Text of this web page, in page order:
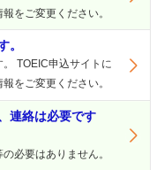
をご変更ください。
。
TOEIC申込サイトに
をご変更ください。
連絡は必要です
必要はありません。